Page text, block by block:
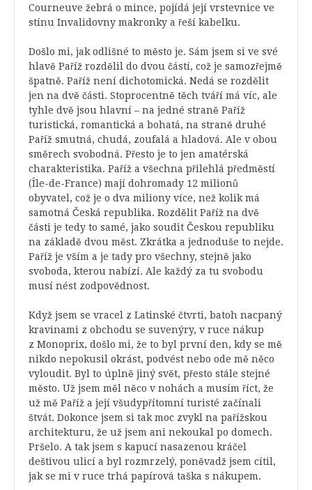
Courneuve žebrá o mince, pojídá její vrstevnice ve
stínu Invalidovny makronky a řeší kabelku.
Došlo mi, jak odlišné to město je. Sám jsem si ve své
hlavě Paříž rozdělil do dvou částí, což je samozřejmě
špatně. Paříž není dichotomická. Nedá se rozdělit
jen na dvě části. Stoprocentně těch tváří má víc, ale
tyhle dvě jsou hlavní – na jedné straně Paříž
turistická, romantická a bohatá, na straně druhé
Paříž smutná, chudá, zoufalá a hladová. Ale v obou
směrech svobodná. Přesto je to jen amatérská
charakteristika. Paříž a všechna přilehlá předměstí
(Île-de-France) mají dohromady 12 milionů
obyvatel, což je o dva miliony více, než kolik má
samotná Česká republika. Rozdělit Paříž na dvě
části je tedy to samé, jako soudit Českou republiku
na základě dvou měst. Zkrátka a jednoduše to nejde.
Paříž je vším a je tady pro všechny, stejně jako
svoboda, kterou nabízí. Ale každý za tu svobodu
musí nést zodpovědnost.
Když jsem se vracel z Latinské čtvrti, batoh nacpaný
kravinami z obchodu se suvenýry, v ruce nákup
z Monoprix, došlo mi, že to byl první den, kdy se mě
nikdo nepokusil okrást, podvést nebo ode mě něco
vyloudit. Byl to úplně jiný svět, přesto stále stejné
město. Už jsem měl něco v nohách a musím říct, že
už mě Paříž a její všudypřítomní turisté začínali
štvát. Dokonce jsem si tak moc zvykl na pařížskou
architekturu, že už jsem ani nekoukal po domech.
Pršelo. A tak jsem s kapucí nasazenou kráčel
deštivou ulicí a byl rozmrzelý, poněvadž jsem cítil,
jak se mi v ruce trhá papírová taška s nákupem.